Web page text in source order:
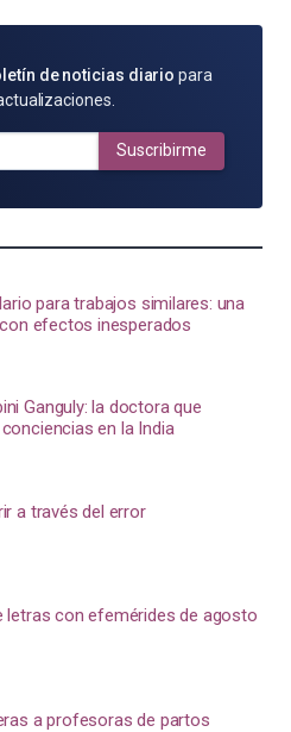
de noticias diario para
Suscribirme
para trabajos similares: una
efectos inesperados
Ganguly: la doctora que
en la India
a través del error
letras con efemérides de agosto
a profesoras de partos